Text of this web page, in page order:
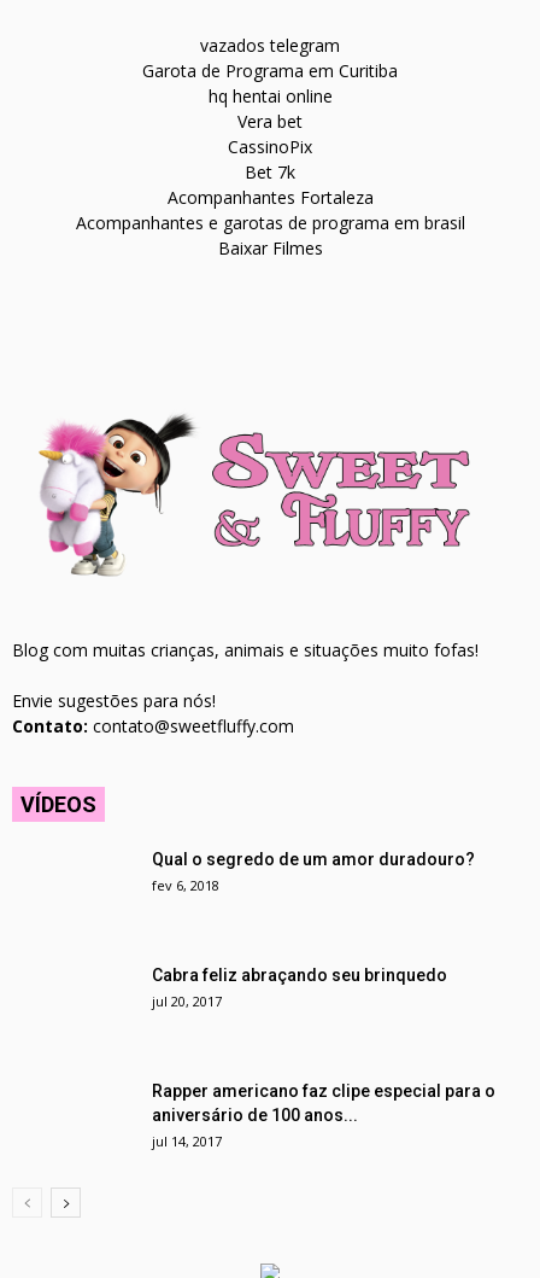
vazados telegram
Garota de Programa em Curitiba
hq hentai online
Vera bet
CassinoPix
Bet 7k
Acompanhantes Fortaleza
Acompanhantes e garotas de programa em brasil
Baixar Filmes
Blog com muitas crianças, animais e situações muito fofas!
Envie sugestões para nós!
Contato: contato@sweetfluffy.com
VÍDEOS
Qual o segredo de um amor duradouro?
fev 6, 2018
Cabra feliz abraçando seu brinquedo
jul 20, 2017
Rapper americano faz clipe especial para o
aniversário de 100 anos...
jul 14, 2017